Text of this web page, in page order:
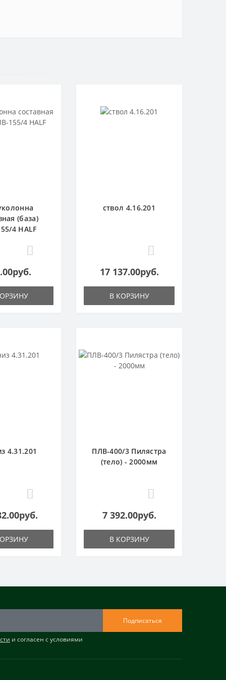
(база)
4 HALF
ствол 4.16.201
17 137.00руб.
В КОРЗИНУ
4.31.201
ПЛВ-400/3 Пилястра
(тело) - 2000мм
7 392.00руб.
В КОРЗИНУ
Подписаться
и согласен с условиями